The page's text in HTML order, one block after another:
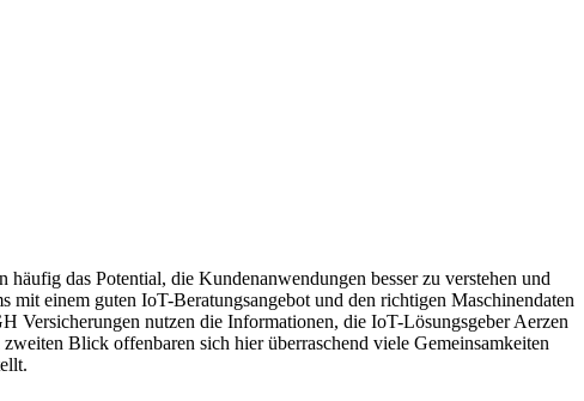
das Potential, die Kundenanwendungen besser zu verstehen und
einem guten IoT-Beratungsangebot und den richtigen Maschinendaten
Versicherungen nutzen die Informationen, die IoT-Lösungsgeber Aerzen
Blick offenbaren sich hier überraschend viele Gemeinsamkeiten